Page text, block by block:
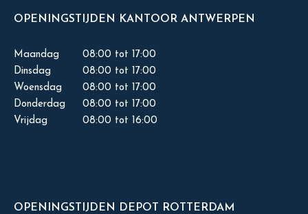
OPENINGSTIJDEN KANTOOR ANTWERPEN
Maandag
08:00 tot 17:00
Dinsdag
08:00 tot 17:00
Woensdag
08:00 tot 17:00
Donderdag
08:00 tot 17:00
Vrijdag
08:00 tot 16:00
OPENINGSTIJDEN DEPOT ROTTERDAM